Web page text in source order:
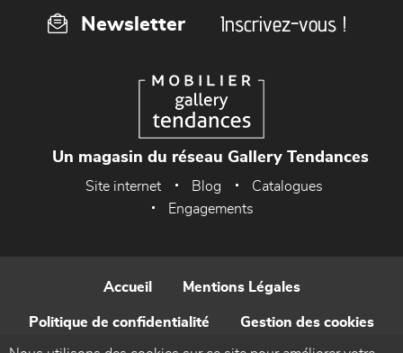
Newsletter Inscrivez-vous !
Un magasin du réseau Gallery Tendances
Site internet Blog
Catalogues
Engagements
Accueil Mentions Légales
Politique de confidentialité Gestion des cookies